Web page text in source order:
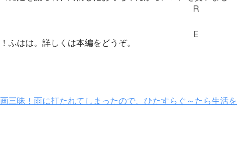
ふはは。詳しくは本編をどうぞ。
画三昧！雨に打たれてしまったので、ひたすらぐ～たら生活を